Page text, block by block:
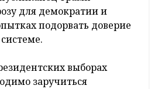
оба кандидата вели
не сдерживаясь в
и используя острые
Трамп обвиняет Харрис в
называет ее политику